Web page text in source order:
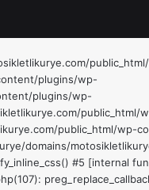
plugins/wp-
plugins/wp-
public_html/wp-
domains/
#5 [internal